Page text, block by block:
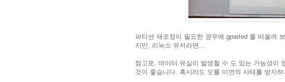
파티션 재조정이 필요한 경우에 gparted 를 떠올려
지만, 리눅스 유저라면...
참고로, 데이터 유실이 발생할 수 도 있는 가능성이
것이 좋습니다. 혹시라도 모를 미연의 사태를 방지